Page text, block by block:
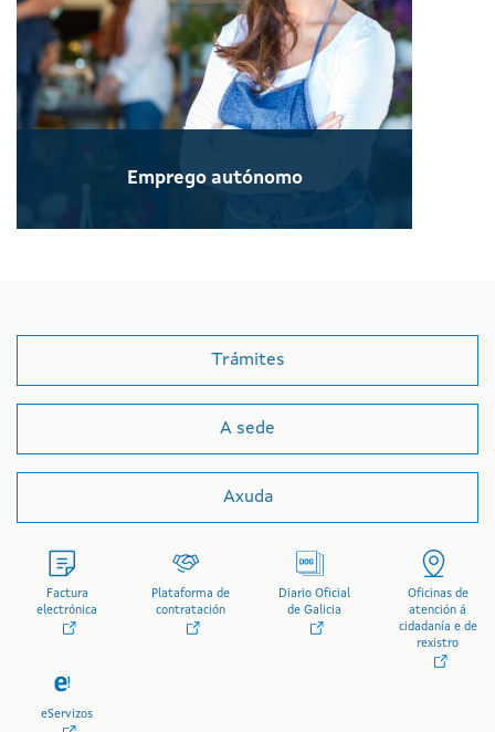
Emprego autónomo
Trámites
A sede
Axuda
Factura
electrónica
Plataforma de
contratación
Diario Oficial
de Galicia
Oficinas de
atención á
cidadanía e de
rexistro
eServizos